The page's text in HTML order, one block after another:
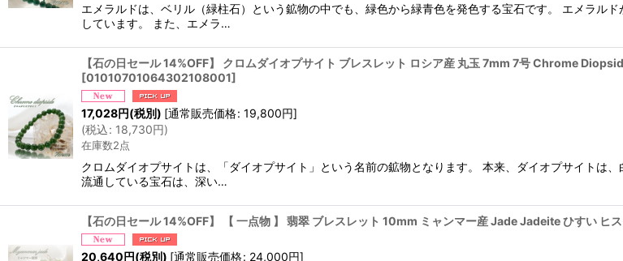
エメラルドは、ベリル（緑柱石）という鉱物の中でも、緑色から緑青色を発色する宝石です。 エメラル
しています。 また、エメラ…
【石の日セール 14%OFF】 クロムダイオプサイト ブレスレット ロシア産 丸玉 7mm 7号 Chrome
[01010701064302108001]
17,028円(税別) [通常販売価格: 19,800円]
(税込: 18,730円)
在庫数2点
クロムダイオプサイトは、「ダイオプサイト」という名前の鉱物となります。 本来、ダイオプサイトは
流通している宝石は、深い…
【石の日セール 14%OFF】 【 一点物 】 翡翠 ブレスレット 10mm ミャンマー産 Jade Jadeite ひすい ヒ
20,640円(税別) [通常販売価格: 24,000円]